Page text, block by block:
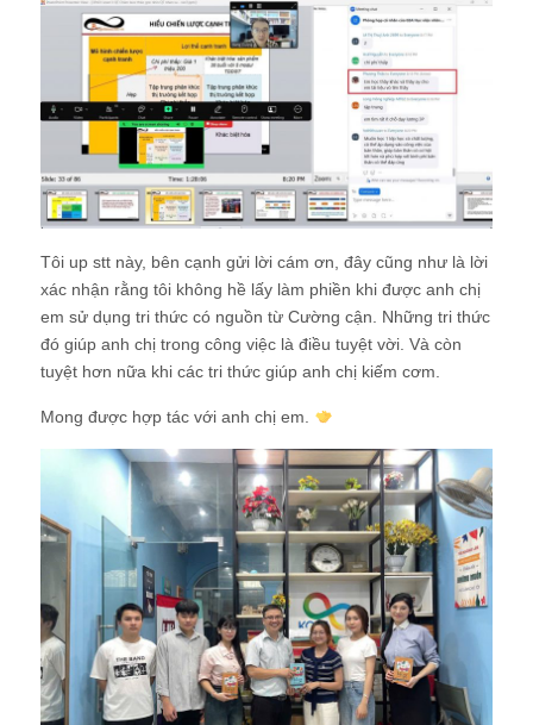
Tôi up stt này, bên cạnh gửi lời cám ơn, đây cũng như là lời
xác nhận rằng tôi không hề lấy làm phiền khi được anh chị
em sử dụng tri thức có nguồn từ Cường cận. Những tri thức
đó giúp anh chị trong công việc là điều tuyệt vời. Và còn
tuyệt hơn nữa khi các tri thức giúp anh chị kiếm cơm.
Mong được hợp tác với anh chị em.